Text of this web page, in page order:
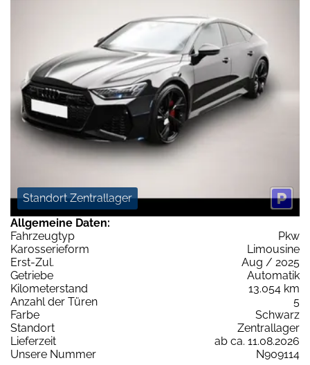
Standort Zentrallager
Allgemeine Daten:
Fahrzeugtyp
Pkw
Karosserieform
Limousine
Erst-Zul.
Aug / 2025
Getriebe
Automatik
Kilometerstand
13.054 km
Anzahl der Türen
5
Farbe
Schwarz
Standort
Zentrallager
Lieferzeit
ab ca. 11.08.2026
Unsere Nummer
N909114